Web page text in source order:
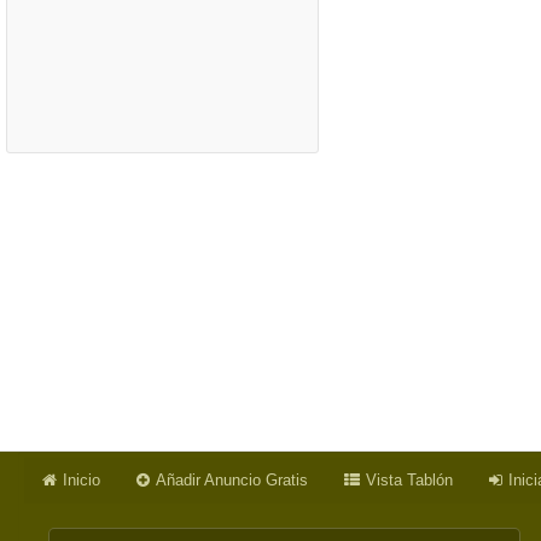
Inicio Añadir Anuncio Gratis Vista Tablón